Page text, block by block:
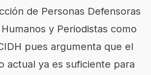
de Personas Defensoras
y Periodistas como
pues argumenta que el
actual ya es suficiente para